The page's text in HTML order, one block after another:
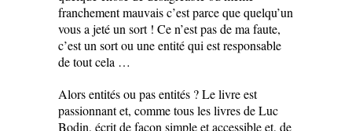
franchement mauvais c’est parce que quelqu’un
vous a jeté un sort ! Ce n’est pas de ma faute,
c’est un sort ou une entité qui est responsable
de tout cela …
Alors entités ou pas entités ? Le livre est
passionnant et, comme tous les livres de Luc
Bodin, écrit de façon simple et accessible et, de